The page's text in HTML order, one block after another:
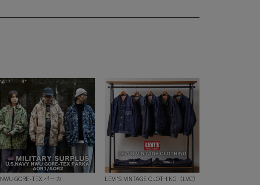
NWU GORE-TEX パーカ LEVI'S VINTAGE CLOTHING（LVC）